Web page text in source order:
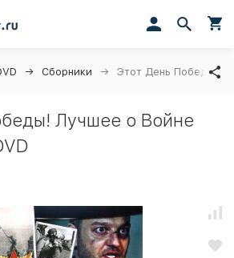
Сборники Этот День Победы!
Лучшее о Войне